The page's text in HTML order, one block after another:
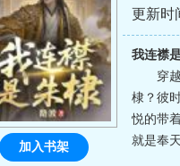
更新时
我连襟
穿
棣？彼
悦的带
就是奉
加入书架